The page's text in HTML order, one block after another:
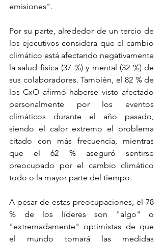
emisiones".
Por su parte, alrededor de un tercio de
los ejecutivos considera que el cambio
climático está afectando negativamente
la salud física (37 %) y mental (32 %) de
sus colaboradores. También, el 82 % de
los CxO afirmó haberse visto afectado
personalmente por los eventos
climáticos durante el año pasado,
siendo el calor extremo el problema
citado con más frecuencia, mientras
que el 62 % aseguró sentirse
preocupado por el cambio climático
todo o la mayor parte del tiempo.
A pesar de estas preocupaciones, el 78
% de los líderes son "algo" o
"extremadamente" optimistas de que
el mundo tomará las medidas